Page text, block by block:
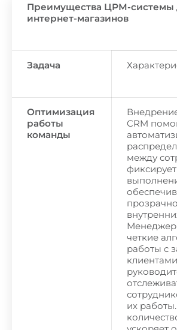
Преимущества ЦРМ-системы
интернет-магазинов
Задача
Оптимизация
работы
команды
CRM
между
четкие
работы с
их